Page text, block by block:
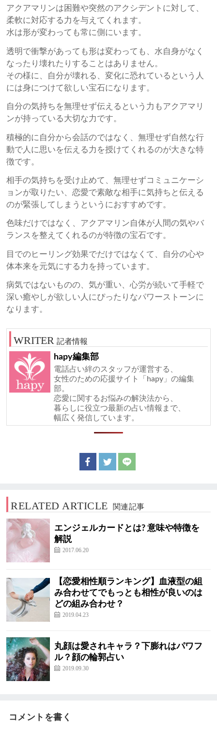
アクアマリンは困難や突然のアクシデントに対して、
柔軟に対応する力を与えてくれます。
水は形が変わっても常に側にいます。
透明で衝撃があっても形は変わっても、水自身がなく
なったり壊れたりすることはありません。
その様に、自分が壊れる、変化に恐れているという人
には身につけて欲しい宝石になります。
自分の気持ちを無理せず伝えるという力もアクアマリ
ンが持っている大切な力です。
積極的に自分から会話のではなく、無理せず自然な行
動で人に思いを伝える力を授けてくれるのが大きな特
徴です。
相手の気持ちを受け止めて、無理せずコミュニケーシ
ョンが取りたい、恋愛で素敵な相手に気持ちと伝える
のが緊張してしまうというにおすすめです。
色味だけではなく、アクアマリン自体が人間の気やバ
ランスを整えてくれるのが特徴の宝石です。
目でのヒーリング効果でだけではなくて、自分の心や
体本来を元気にする力を持っています。
病気ではないものの、気が重い、心労が続いて手軽で
深い癒やしが欲しい人にぴったりなパワーストーンに
なります。
記者情報
hapy編集部
電話占い絆のスタッフが運営する、
女性のための応援サイト「hapy」の編集
部。
恋愛に関するお悩みの解決法から、
暮らしに役立つ最新の占い情報まで、
幅広く発信しています。
RELATED ARTICLE 関連記事
エンジェルカードとは? 意味や特徴を
解説
2017.06.20
【恋愛相性順ランキング】血液型の組
み合わせてでもっとも相性が良いのは
どの組み合わせ？
2019.04.23
丸顔は愛されキャラ？下膨れはパワフ
ル？顔の輪郭占い
2019.09.30
コメントを書く